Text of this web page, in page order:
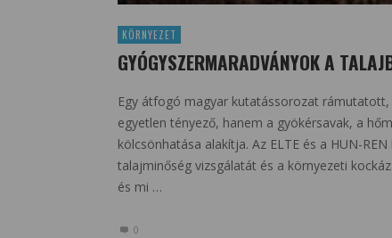
KÖRNYEZET
GYÓGYSZERMARADVÁNYOK A
Egy átfogó magyar kutatássorozat
egyetlen tényező, hanem a gyökérsavak, a
kölcsönhatása alakítja. Az ELTE és a HUN-
talajminőség vizsgálatát és a környezeti
és mi …
0